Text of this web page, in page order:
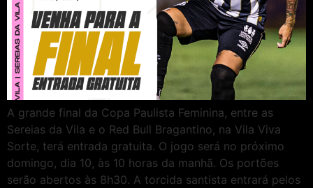
A grande final da Copa Paulista Feminina, entre as
Sereias da Vila e o Red Bull Bragantino, na Vila Viva
Sorte, terá entrada gratuita. O jogo será no próximo
domingo, dia 10, às 10 horas da manhã. Os portões
serão abertos às 8h30. A torcida santista entrará pelos